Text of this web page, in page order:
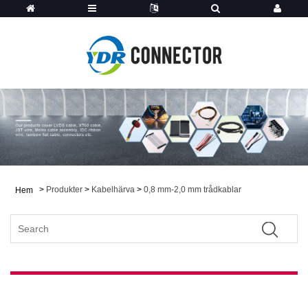
Hem > Produkter > Kabelhärva > 0,8 mm-2,0 mm trådkablar